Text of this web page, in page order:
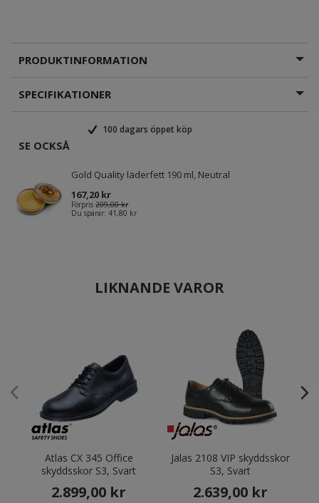
PRODUKTINFORMATION
SPECIFIKATIONER
100 dagars öppet köp
SE OCKSÅ
Gold Quality läderfett 190 ml, Neutral
167,20 kr
Förpris 209,00 kr
Du sparar: 41,80 kr
LIKNANDE VAROR
Atlas CX 345 Office
skyddsskor S3, Svart
2.899,00 kr
Jalas 2108 VIP skyddsskor
S3, Svart
2.639,00 kr